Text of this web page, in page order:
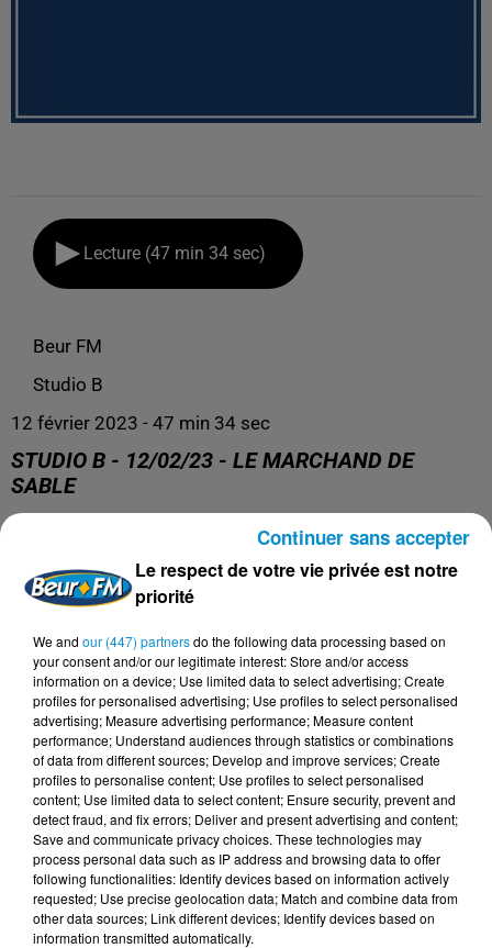
Lecture (47 min 34 sec)
Beur FM
Studio B
12 février 2023 - 47 min 34 sec
STUDIO B - 12/02/23 - LE MARCHAND DE
SABLE
DERNIERS PODCASTS
24 juillet 2026
Les Zinformés - 24/07/26
Le respect de votre vie privée est notre
priorité
We and our (447) partnersdo the following data processing based on
your consent and/or our legitimate interest: Store and/or access
information on a device; Use limited data to select advertising; Create
profiles for personalised advertising; Use profiles to select personalised
advertising; Measure advertising performance; Measure content
performance; Understand audiences through statistics or combinations
of data from different sources; Develop and improve services; Create
profiles to personalise content; Use profiles to select personalised
content; Use limited data to select content; Ensure security, prevent and
detect fraud, and fix errors; Deliver and present advertising and content;
Save and communicate privacy choices. These technologies may
process personal data such as IP address and browsing data to offer
following functionalities: Identify devices based on information actively
requested; Use precise geolocation data; Match and combine data from
other data sources; Link different devices; Identify devices based on
information transmitted automatically.
Continuer sans accepter